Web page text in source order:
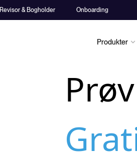
Revisor & Bogholder Onboarding
Produkter